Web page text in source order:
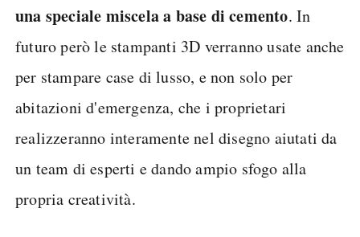
una speciale miscela a base di cemento. In
futuro però le stampanti 3D verranno usate anche
per stampare case di lusso, e non solo per
abitazioni d'emergenza, che i proprietari
realizzeranno interamente nel disegno aiutati da
un team di esperti e dando ampio sfogo alla
propria creatività.